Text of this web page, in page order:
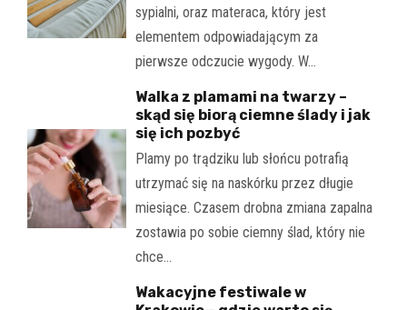
sypialni, oraz materaca, który jest
elementem odpowiadającym za
pierwsze odczucie wygody. W…
Walka z plamami na twarzy –
skąd się biorą ciemne ślady i jak
się ich pozbyć
Plamy po trądziku lub słońcu potrafią
utrzymać się na naskórku przez długie
miesiące. Czasem drobna zmiana zapalna
zostawia po sobie ciemny ślad, który nie
chce…
Wakacyjne festiwale w